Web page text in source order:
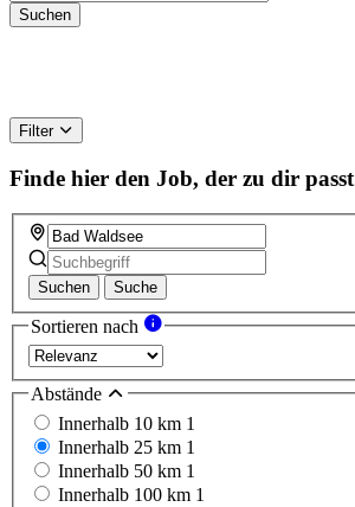
Filter
Finde hier den Job, der zu dir passt
Suchen Suche
Sortieren nach
Abstände
Innerhalb 10 km 1
Innerhalb 25 km 1
Innerhalb 50 km 1
Innerhalb 100 km 1